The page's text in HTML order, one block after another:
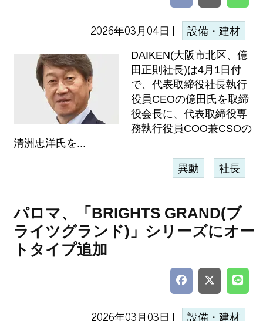
2026年03月04日 | 設備・建材
DAIKEN(大阪市北区、億
田正則社長)は4月1日付
で、代表取締役社長執行
役員CEOの億田氏を取締
役会長に、代表取締役専
務執行役員COO兼CSOの
清洲忠洋氏を...
異動 社長
パロマ、「BRIGHTS GRAND(ブ
ライツグランド)」シリーズにオー
トタイプ追加
2026年03月03日 | 設備・建材